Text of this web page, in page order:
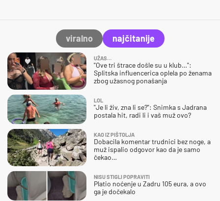
viralno najčitanije
UŽAS…
"Ove tri štrace došle su u klub…":
Splitska influencerica oplela po ženama
zbog užasnog ponašanja
LOL
"Je li živ, zna li se?": Snimka s Jadrana
postala hit, radi li i vaš muž ovo?
KAO IZ PIŠTOLJA
Dobacila komentar trudnici bez noge, a
muž ispalio odgovor kao da je samo
čekao…
NISU STIGLI POPRAVITI
Platio noćenje u Zadru 105 eura, a ovo
ga je dočekalo